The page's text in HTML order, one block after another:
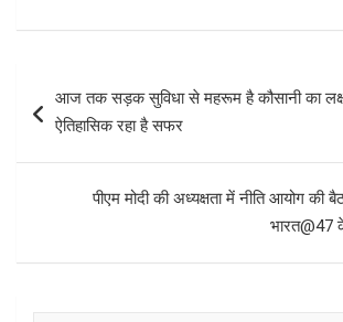
ce
o
tt at
s
A
p
er
t
navigation
आज तक सड़क सुविधा से महरूम है कौसानी का
ऐतिहासिक रहा है सफर
पीएम मोदी की अध्यक्षता में नीति आयोग
भारत@47